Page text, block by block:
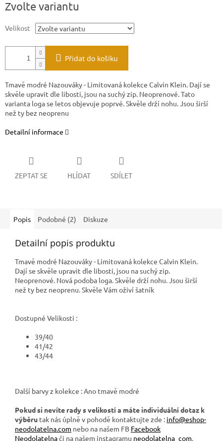
cena:
Zvolte variantu
Velikost
Přidat do košíku
Tmavě modré Nazouváky - Limitovaná kolekce Calvin Klein. Dají se
skvěle upravit dle libosti, jsou na suchý zip. Neoprenové. Tato
varianta loga se letos objevuje poprvé. Skvěle drží nohu. Jsou širší
než ty bez neoprenu
Detailní informace
ZEPTAT SE HLÍDAT SDÍLET
Popis Podobné (2) Diskuze
Detailní popis produktu
Tmavě modré Nazouváky - Limitovaná kolekce Calvin Klein.
Dají se skvěle upravit dle libosti, jsou na suchý zip.
Neoprenové. Nová podoba loga. Skvěle drží nohu. Jsou širší
než ty bez neoprenu. Skvěle Vám oživí šatník
Dostupné Velikosti :
39/40
41/42
43/44
Další barvy z kolekce : Ano tmavě modré
Pokud si nevíte rady s velikostí a máte individuální dotaz k
výběru tak nás úplně v pohodě kontaktujte zde : info@eshop-
neodolatelna.com nebo na našem FB Facebook
Neodolatelnači na našem instagramu neodolatelna_com.